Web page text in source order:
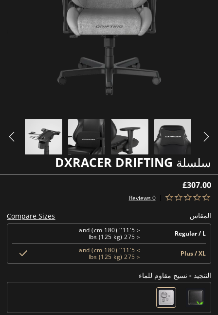
سلسلة DXRACER DRIFTING
£307.00
0 Reviews
المقاس Compare Sizes
Regular / L
＜5'11'' (180 cm) and
＜275 lbs (125 kg)
Plus / XL
＞5'11'' (180 cm) and
＜275 lbs (125 kg)
التنجيد - نسيج مقاوم للماء